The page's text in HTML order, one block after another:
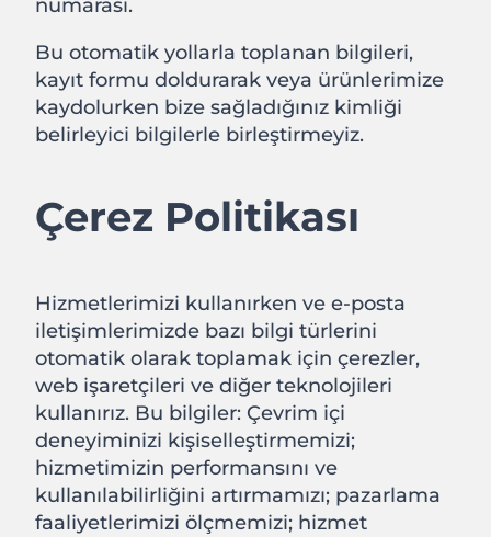
numarası.
Bu otomatik yollarla toplanan bilgileri,
kayıt formu doldurarak veya ürünlerimize
kaydolurken bize sağladığınız kimliği
belirleyici bilgilerle birleştirmeyiz.
Çerez Politikası
Hizmetlerimizi kullanırken ve e-posta
iletişimlerimizde bazı bilgi türlerini
otomatik olarak toplamak için çerezler,
web işaretçileri ve diğer teknolojileri
kullanırız. Bu bilgiler: Çevrim içi
deneyiminizi kişiselleştirmemizi;
hizmetimizin performansını ve
kullanılabilirliğini artırmamızı; pazarlama
faaliyetlerimizi ölçmemizi; hizmet